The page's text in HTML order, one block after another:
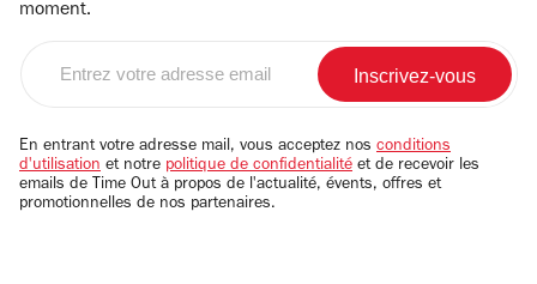
moment.
email
En entrant votre adresse mail, vous acceptez nos conditions
d'utilisation et notre politique de confidentialité et de recevoir les
emails de Time Out à propos de l'actualité, évents, offres et
promotionnelles de nos partenaires.